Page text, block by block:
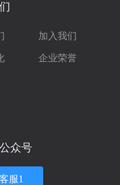
加入我们
企业荣誉
众号
服1